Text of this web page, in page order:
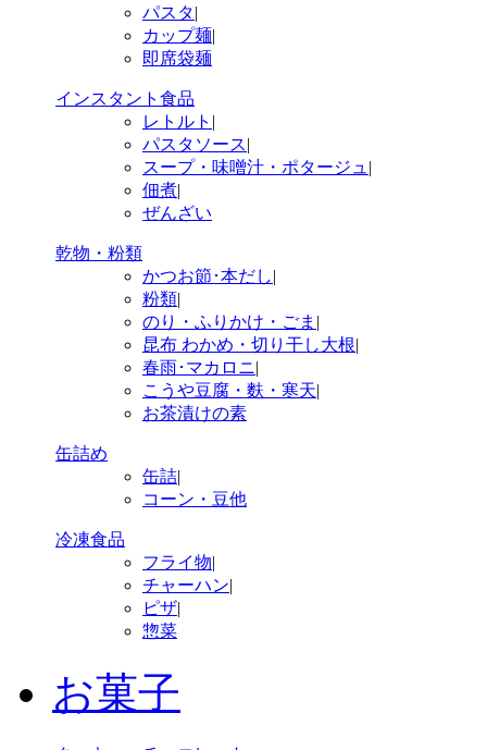
パスタ|
カップ麺|
即席袋麺
インスタント食品
レトルト |
パスタソース|
スープ・味噌汁・ポタージュ |
佃煮|
ぜんざい
乾物・粉類
かつお節･本だし|
粉類|
のり・ふりかけ・ごま |
昆布 わかめ・切り干し大根|
春雨･マカロニ|
こうや豆腐・麩・寒天|
お茶漬けの素
缶詰め
缶詰|
コーン・豆他
冷凍食品
フライ物|
チャーハン|
ピザ|
惣菜
お菓子